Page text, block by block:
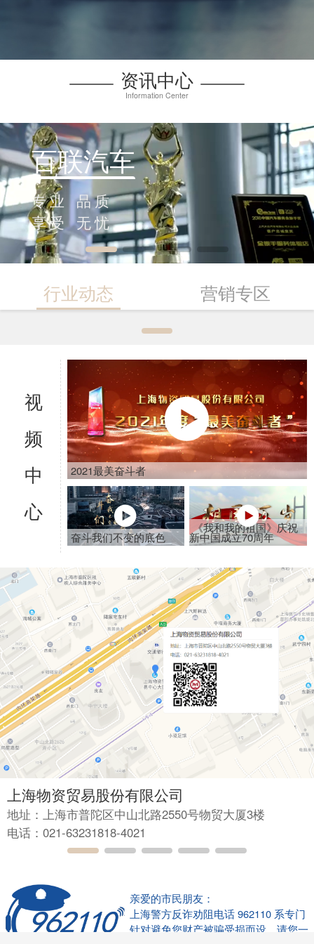
资讯中心
Information Center
百联汽车
专业 品质
享受 无忧
行业动态 营销专区
视
频
中
心
2021最美奋斗者

奋斗我们不变的底色

《我和我的祖国》庆祝
新中国成立70周年

上海物资贸易股份有限公司
地址：上海市普陀区中山北路2550号物贸大厦3楼
电话：021-63231818-4021
亲爱的市民朋友：
上海警方反诈劝阻电话 962110 系专门
针对避免您财产被骗受损而设，请您一